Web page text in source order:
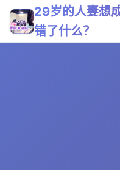
29岁的人妻想
错了什么？